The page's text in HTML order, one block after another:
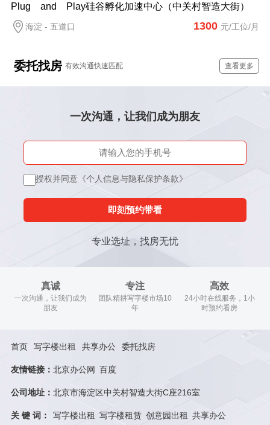
Plug and Play硅谷孵化加速中心（中关村智造大街）
海淀 - 五道口 1300 元/工位/月
委托找房 有效沟通快速匹配 查看更多
一次沟通，让我们成为朋友
授权并同意《个人信息与隐私保护条款》
即刻预约带看
专业选址，找房无忧
真诚
一次沟通，让我们成为
朋友
专注
团队精耕写字楼市场10
年
高效
24小时在线服务，1小
时预约看房
首页 写字楼出租 共享办公 委托找房
友情链接： 北京办公网 百度
公司地址： 北京市海淀区中关村智造大街C座216室
关 键 词： 写字楼出租 写字楼租赁 创意园出租 共享办公